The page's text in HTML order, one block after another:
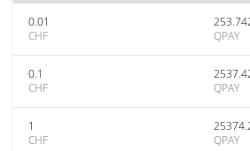
0.01
CHF
QPAY
0.1
CHF
QPAY
1
CHF
QPAY